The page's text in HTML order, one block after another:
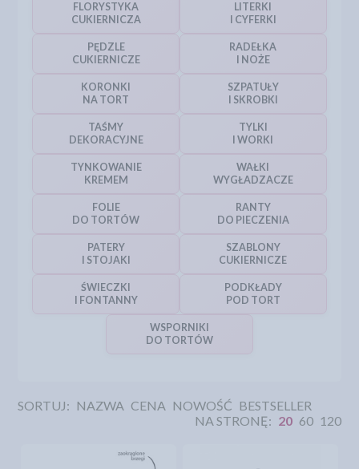
FLORYSTYKA
CUKIERNICZA
LITERKI
I CYFERKI
PĘDZLE
CUKIERNICZE
RADEŁKA
I NOŻE
KORONKI
NA TORT
SZPATUŁY
I SKROBKI
TAŚMY
DEKORACYJNE
TYLKI
I WORKI
TYNKOWANIE
KREMEM
WAŁKI
WYGŁADZACZE
FOLIE
DO TORTÓW
RANTY
DO PIECZENIA
PATERY
I STOJAKI
SZABLONY
CUKIERNICZE
ŚWIECZKI
I FONTANNY
PODKŁADY
POD TORT
WSPORNIKI
DO TORTÓW
SORTUJ: NAZWA CENA NOWOŚĆ BESTSELLER
NA STRONĘ: 20 60 120